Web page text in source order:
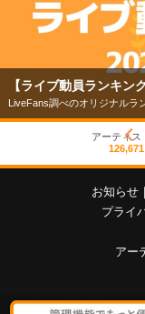
【ライブ動員ランキン
LiveFans調べのオリジナルラ
アーティス
126,671
お知らせ
プライ
アー